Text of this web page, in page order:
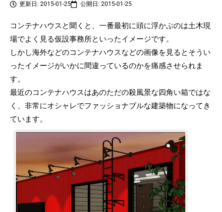
更新日: 2015-01-25 公開日: 2015-01-25
コンテナハウスと聞くと、一番最初に頭に浮かぶのは土木現
場でよく見る仮設事務所といったイメージです。
しかし海外などのコンテナハウスなどの画像を見るとそうい
ったイメージがいかに間違っているのかを痛感させられま
す。
最近のコンテナハウスはあのただの殺風景な四角い箱ではな
く、非常にオシャレでファッショナブルな建築物になってき
ています。